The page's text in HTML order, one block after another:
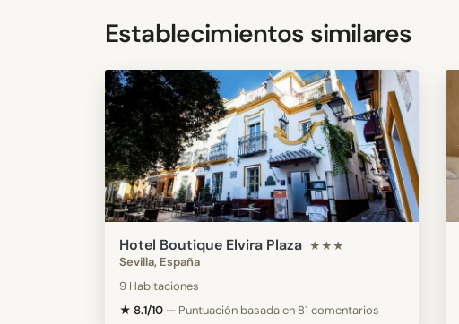
Establecimientos similares
Hotel Boutique Elvira Plaza ★★★
Sevilla, España
9 Habitaciones
★ 8.1/10 — Puntuación basada en 81 comentarios